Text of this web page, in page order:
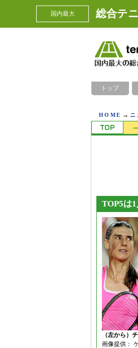
国内最大 総合テ
トップ
HOME → ニ
TOP5は
（左から）
画像提供：